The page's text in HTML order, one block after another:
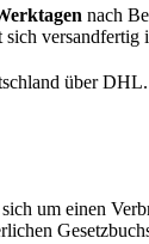
nach
versandfertig
über
um einen